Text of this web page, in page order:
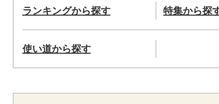
ランキングから探す 特集から探
使い道から探す